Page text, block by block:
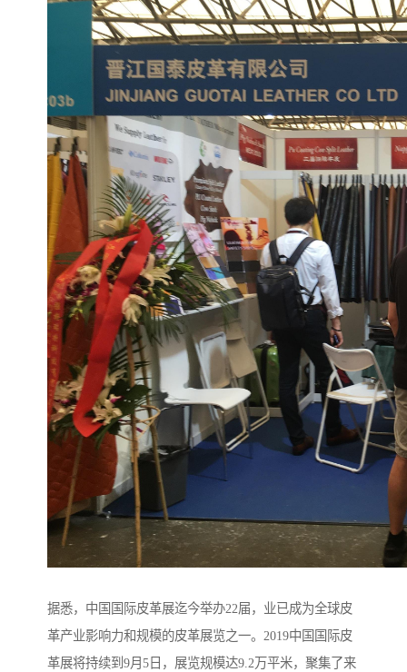
据悉，中国国际皮革展迄今举办22届，业已成为全球皮
革产业影响力和规模的皮革展览之一。2019中国国际皮
革展将持续到9月5日，展览规模达9.2万平米，聚集了来